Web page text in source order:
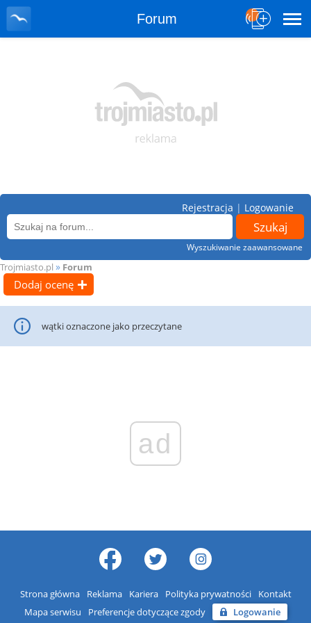
Forum
Wyszukiwanie zaawansowane
Rejestracja | Logowanie
Trojmiasto.pl » Forum
Dodaj ocenę
wątki oznaczone jako przeczytane
ad
Strona główna Reklama Kariera Polityka prywatności
Kontakt
Mapa serwisu
Preferencje dotyczące zgody Logowanie